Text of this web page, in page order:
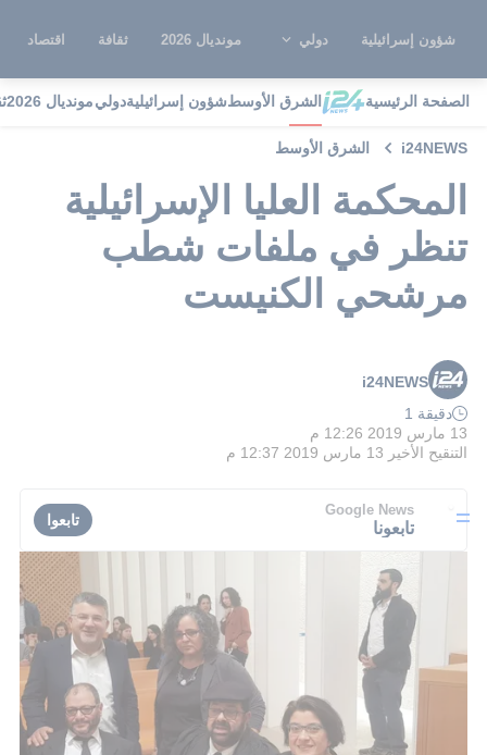
شؤون إسرائيلية دولي مونديال 2026 ثقافة اقتصاد
الصفحة الرئيسية الشرق الأوسطشؤون إسرائيليةدوليمونديال 2026
i24NEWS الشرق الأوسط
المحكمة العليا الإسرائيلية
تنظر في ملفات شطب
مرشحي الكنيست
i24NEWS
دقيقة 1
13 مارس 2019 12:26 م
التنقيح الأخير 13 مارس 2019 12:37 م
Google News
تابعونا تابعوا